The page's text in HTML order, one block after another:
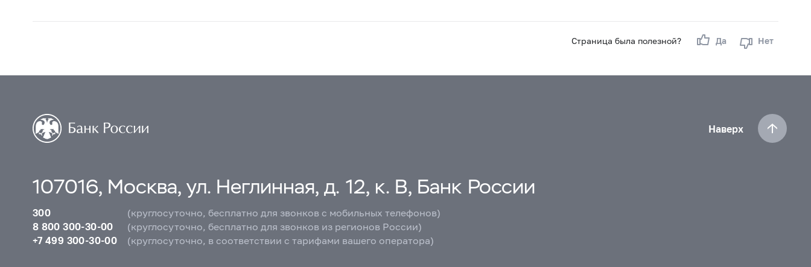
Страница была полезной? Да Нет
Наверх
107016, Москва, ул. Неглинная, д. 12, к. В, Банк России
300
(круглосуточно, бесплатно для звонков с мобильных телефонов)
8 800 300-30-00
(круглосуточно, бесплатно для звонков из регионов России)
+7 499 300-30-00
(круглосуточно, в соответствии с тарифами вашего оператора)